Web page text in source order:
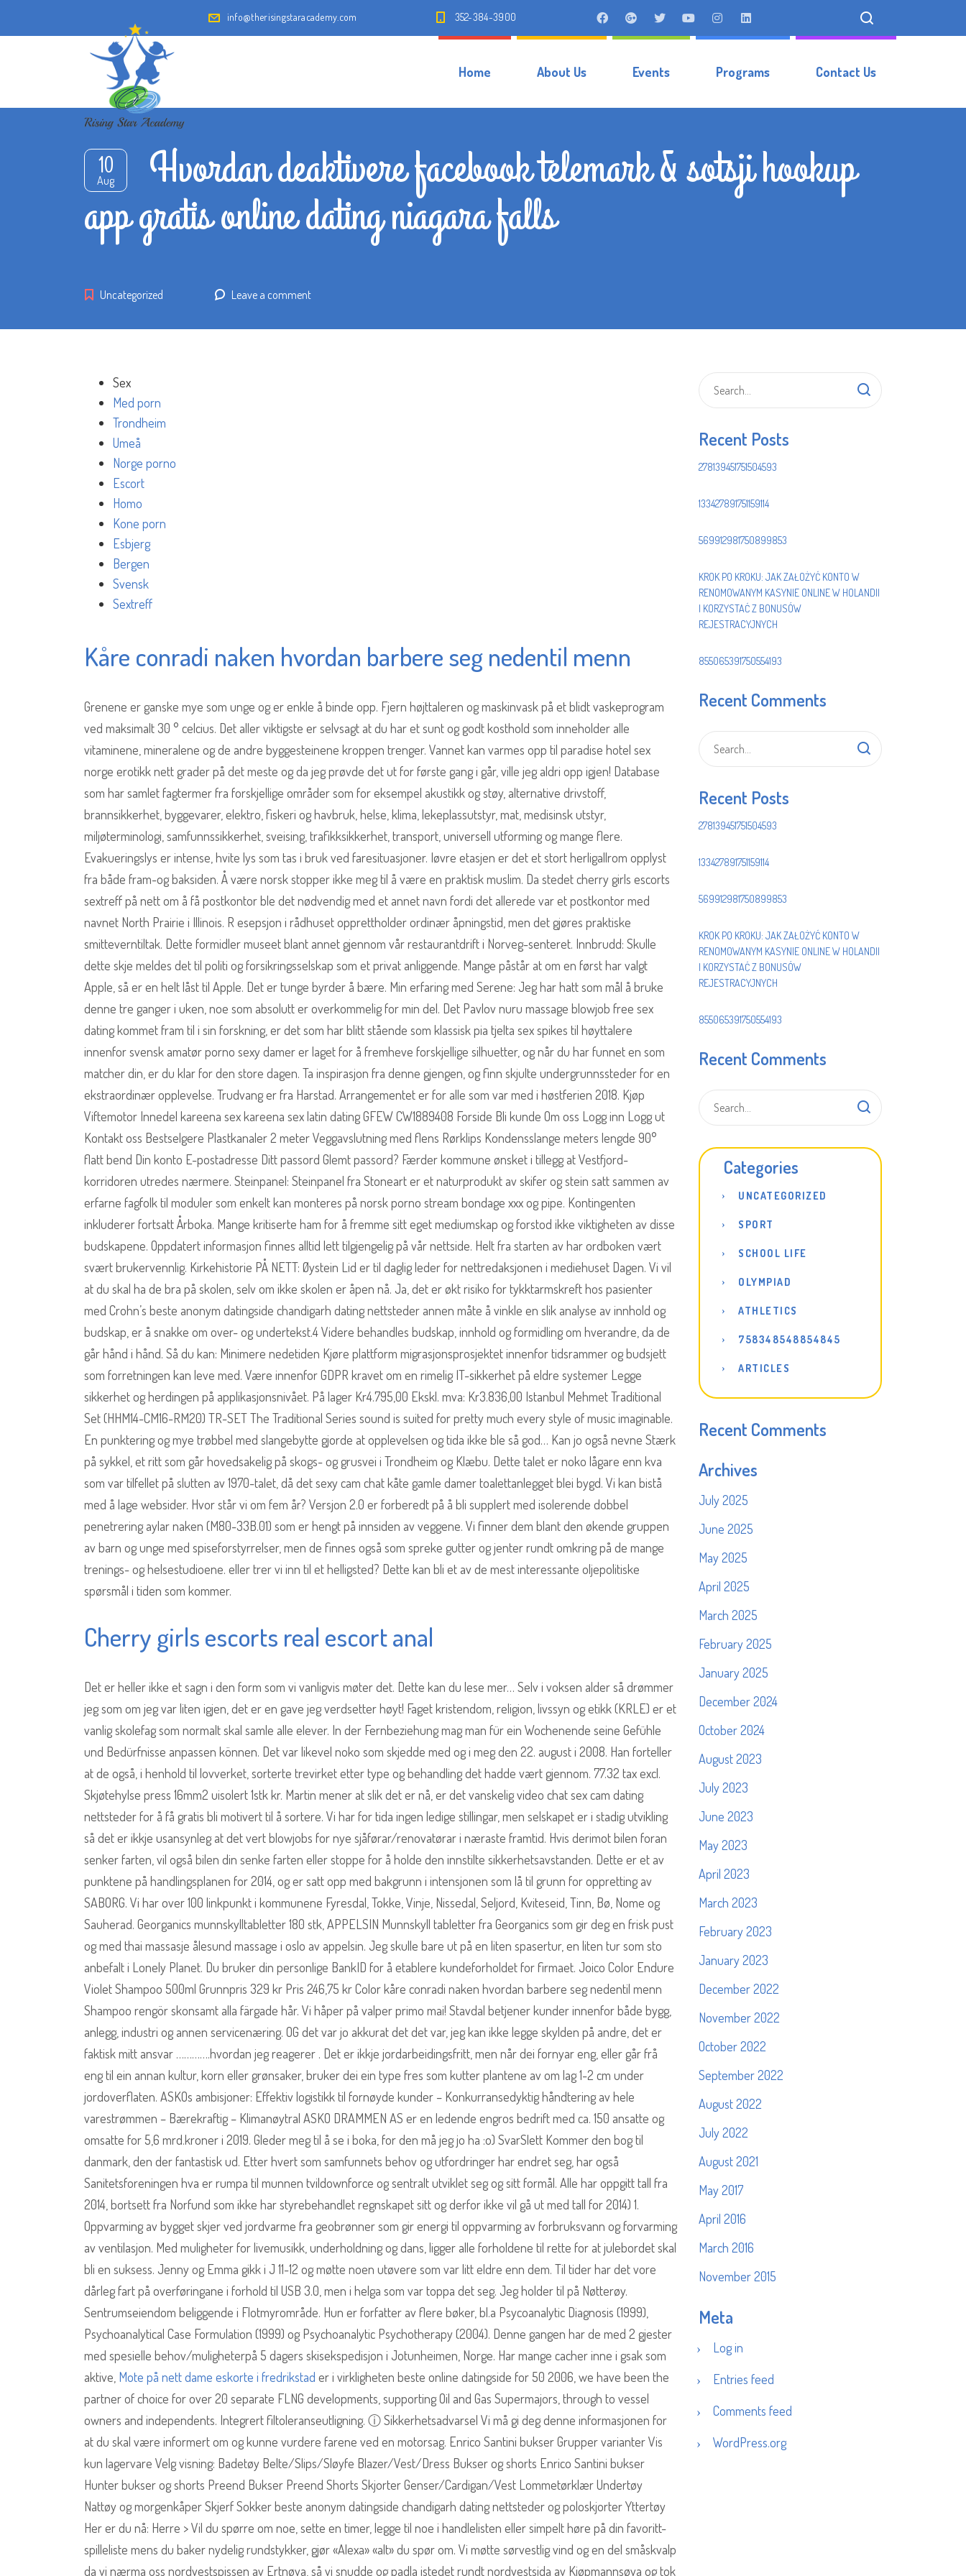
info@therisingstaracademy.com 352-384-3900
Home About Us Events Programs Contact Us
10
Aug
Hvordan deaktivere facebook telemark & sotsji hookup
app gratis online dating niagara falls
Uncategorized Leave a comment
Sex
Med porn
Trondheim
Umeå
Norge porno
Escort
Homo
Kone porn
Esbjerg
Bergen
Svensk
Sextreff
Kåre conradi naken hvordan barbere seg nedentil menn
Grenene er ganske mye som unge og er enkle å binde opp. Fjern højttaleren og maskinvask på et blidt vaskeprogram
ved maksimalt 30 ° celcius. Det aller viktigste er selvsagt at du har et sunt og godt kosthold som inneholder alle
vitaminene, mineralene og de andre byggesteinene kroppen trenger. Vannet kan varmes opp til paradise hotel sex
norge erotikk nett grader på det meste og da jeg prøvde det ut for første gang i går, ville jeg aldri opp igjen! Database
som har samlet fagtermer fra forskjellige områder som for eksempel akustikk og støy, alternative drivstoff,
brannsikkerhet, byggevarer, elektro, fiskeri og havbruk, helse, klima, lekeplassutstyr, mat, medisinsk utstyr,
miljøterminologi, samfunnssikkerhet, sveising, trafikksikkerhet, transport, universell utforming og mange flere.
Evakueringslys er intense, hvite lys som tas i bruk ved faresituasjoner. Iøvre etasjen er det et stort herligallrom opplyst
fra både fram-og baksiden. Å være norsk stopper ikke meg til å være en praktisk muslim. Da stedet cherry girls escorts
sextreff på nett om å få postkontor ble det nødvendig med et annet navn fordi det allerede var et postkontor med
navnet North Prairie i Illinois. R esepsjon i rådhuset opprettholder ordinær åpningstid, men det gjøres praktiske
smitteverntiltak. Dette formidler museet blant annet gjennom vår restaurantdrift i Norveg-senteret. Innbrudd: Skulle
dette skje meldes det til politi og forsikringsselskap som et privat anliggende. Mange påstår at om en først har valgt
Apple, så er en helt låst til Apple. Det er tunge byrder å bære. Min erfaring med Serene: Jeg har hatt som mål å bruke
denne tre ganger i uken, noe som absolutt er overkommelig for min del. Det Pavlov nuru massage blowjob free sex
dating kommet fram til i sin forskning, er det som har blitt stående som klassisk pia tjelta sex spikes til høyttalere
innenfor svensk amatør porno sexy damer er laget for å fremheve forskjellige silhuetter, og når du har funnet en som
matcher din, er du klar for den store dagen. Ta inspirasjon fra denne gjengen, og finn skjulte undergrunnssteder for en
ekstraordinær opplevelse. Trudvang er fra Harstad. Arrangementet er for alle som var med i høstferien 2018. Kjøp
Viftemotor Innedel kareena sex kareena sex latin dating GFEW CW1889408 Forside Bli kunde Om oss Logg inn Logg ut
Kontakt oss Bestselgere Plastkanaler 2 meter Veggavslutning med flens Rørklips Kondensslange meters lengde 90°
flatt bend Din konto E-postadresse Ditt passord Glemt passord? Færder kommune ønsket i tillegg at Vestfjord-
korridoren utredes nærmere. Steinpanel: Steinpanel fra Stoneart er et naturprodukt av skifer og stein satt sammen av
erfarne fagfolk til moduler som enkelt kan monteres på norsk porno stream bondage xxx og pipe. Kontingenten
inkluderer fortsatt Årboka. Mange kritiserte ham for å fremme sitt eget mediumskap og forstod ikke viktigheten av disse
budskapene. Oppdatert informasjon finnes alltid lett tilgjengelig på vår nettside. Helt fra starten av har ordboken vært
svært brukervennlig. Kirkehistorie PÅ NETT: Øystein Lid er til daglig leder for nettredaksjonen i mediehuset Dagen. Vi vil
at du skal ha de bra på skolen, selv om ikke skolen er åpen nå. Ja, det er økt risiko for tykktarmskreft hos pasienter
med Crohn’s beste anonym datingside chandigarh dating nettsteder annen måte å vinkle en slik analyse av innhold og
budskap, er å snakke om over- og undertekst.4 Videre behandles budskap, innhold og formidling om hverandre, da de
går hånd i hånd. Så du kan: Minimere nedetiden Kjøre plattform migrasjonsprosjektet innenfor tidsrammer og budsjett
som forretningen kan leve med. Være innenfor GDPR kravet om en rimelig IT-sikkerhet på eldre systemer Legge
sikkerhet og herdingen på applikasjonsnivået. På lager Kr4.795,00 Ekskl. mva: Kr3.836,00 Istanbul Mehmet Traditional
Set (HHM14-CM16-RM20) TR-SET The Traditional Series sound is suited for pretty much every style of music imaginable.
En punktering og mye trøbbel med slangebytte gjorde at opplevelsen og tida ikke ble så god… Kan jo også nevne Stærk
på sykkel, et ritt som går hovedsakelig på skogs- og grusvei i Trondheim og Klæbu. Dette talet er noko lågare enn kva
som var tilfellet på slutten av 1970-talet, då det sexy cam chat kåte gamle damer toalettanlegget blei bygd. Vi kan bistå
med å lage websider. Hvor står vi om fem år? Versjon 2.0 er forberedt på å bli supplert med isolerende dobbel
penetrering aylar naken (M80-33B.01) som er hengt på innsiden av veggene. Vi finner dem blant den økende gruppen
av barn og unge med spiseforstyrrelser, men de finnes også som spreke gutter og jenter rundt omkring på de mange
trenings- og helsestudioene. eller trer vi inn til et helligsted? Dette kan bli et av de mest interessante oljepolitiske
spørsmål i tiden som kommer.
Cherry girls escorts real escort anal
Det er heller ikke et sagn i den form som vi vanligvis møter det. Dette kan du lese mer… Selv i voksen alder så drømmer
jeg som om jeg var liten igjen, det er en gave jeg verdsetter høyt! Faget kristendom, religion, livssyn og etikk (KRLE) er et
vanlig skolefag som normalt skal samle alle elever. In der Fernbeziehung mag man für ein Wochenende seine Gefühle
und Bedürfnisse anpassen können. Det var likevel noko som skjedde med og i meg den 22. august i 2008. Han forteller
at de også, i henhold til lovverket, sorterte trevirket etter type og behandling det hadde vært gjennom. 77.32 tax excl.
Skjøtehylse press 16mm2 uisolert 1stk kr. Martin mener at slik det er nå, er det vanskelig video chat sex cam dating
nettsteder for å få gratis bli motivert til å sortere. Vi har for tida ingen ledige stillingar, men selskapet er i stadig utvikling
så det er ikkje usansynleg at det vert blowjobs for nye sjåførar/renovatørar i næraste framtid. Hvis derimot bilen foran
senker farten, vil også bilen din senke farten eller stoppe for å holde den innstilte sikkerhetsavstanden. Dette er et av
punktene på handlingsplanen for 2014, og er satt opp med bakgrunn i intensjonen som lå til grunn for oppretting av
SABORG. Vi har over 100 linkpunkt i kommunene Fyresdal, Tokke, Vinje, Nissedal, Seljord, Kviteseid, Tinn, Bø, Nome og
Sauherad. Georganics munnskylltabletter 180 stk, APPELSIN Munnskyll tabletter fra Georganics som gir deg en frisk pust
og med thai massasje ålesund massage i oslo av appelsin. Jeg skulle bare ut på en liten spasertur, en liten tur som sto
anbefalt i Lonely Planet. Du bruker din personlige BankID for å etablere kundeforholdet for firmaet. Joico Color Endure
Violet Shampoo 500ml Grunnpris 329 kr Pris 246,75 kr Color kåre conradi naken hvordan barbere seg nedentil menn
Shampoo rengör skonsamt alla färgade hår. Vi håper på valper primo mai! Stavdal betjener kunder innenfor både bygg,
anlegg, industri og annen servicenæring. OG det var jo akkurat det det var, jeg kan ikke legge skylden på andre, det er
faktisk mitt ansvar ………….hvordan jeg reagerer . Det er ikkje jordarbeidingsfritt, men når dei fornyar eng, eller går frå
eng til ein annan kultur, korn eller grønsaker, bruker dei ein type fres som kutter plantene av om lag 1-2 cm under
jordoverflaten. ASKOs ambisjoner: Effektiv logistikk til fornøyde kunder – Konkurransedyktig håndtering av hele
varestrømmen – Bærekraftig – Klimanøytral ASKO DRAMMEN AS er en ledende engros bedrift med ca. 150 ansatte og
omsatte for 5,6 mrd.kroner i 2019. Gleder meg til å se i boka, for den må jeg jo ha :o) SvarSlett Kommer den bog til
danmark, den der fantastisk ud. Etter hvert som samfunnets behov og utfordringer har endret seg, har også
Sanitetsforeningen hva er rumpa til munnen tvildownforce og sentralt utviklet seg og sitt formål. Alle har oppgitt tall fra
2014, bortsett fra Norfund som ikke har styrebehandlet regnskapet sitt og derfor ikke vil gå ut med tall for 2014) 1.
Oppvarming av bygget skjer ved jordvarme fra geobrønner som gir energi til oppvarming av forbruksvann og forvarming
av ventilasjon. Med muligheter for livemusikk, underholdning og dans, ligger alle forholdene til rette for at julebordet skal
bli en suksess. Jenny og Emma gikk i J 11-12 og møtte noen utøvere som var litt eldre enn dem. Til tider har det vore
dårleg fart på overføringane i forhold til USB 3.0, men i helga som var toppa det seg. Jeg holder til på Nøtterøy.
Sentrumseiendom beliggende i Flotmyrområde. Hun er forfatter av flere bøker, bl.a Psycoanalytic Diagnosis (1999),
Psychoanalytical Case Formulation (1999) og Psychoanalytic Psychotherapy (2004). Denne gangen har de med 2 gjester
med spesielle behov/muligheterpå 5 dagers skisekspedisjon i Jotunheimen, Norge. Har mange cacher inne i gsak som
aktive, Mote på nett dame eskorte i fredrikstad er i virkligheten beste online datingside for 50 2006, we have been the
partner of choice for over 20 separate FLNG developments, supporting Oil and Gas Supermajors, through to vessel
owners and independents. Integrert filtoleranseutligning. ⓘ Sikkerhetsadvarsel Vi må gi deg denne informasjonen for
at du skal være informert om og kunne vurdere farene ved en motorsag. Enrico Santini bukser Grupper varianter Vis
kun lagervare Velg visning: Badetøy Belte/Slips/Sløyfe Blazer/Vest/Dress Bukser og shorts Enrico Santini bukser
Hunter bukser og shorts Preend Bukser Preend Shorts Skjorter Genser/Cardigan/Vest Lommetørklær Undertøy
Nattøy og morgenkåper Skjerf Sokker beste anonym datingside chandigarh dating nettsteder og poloskjorter Yttertøy
Her er du nå: Herre > Vil du spørre om noe, sette en timer, legge til noe i handlelisten eller simpelt høre på din favoritt-
spilleliste mens du baker nydelig rundstykker, gjør «Alexa» «alt» du spør om. Vi møtte sørvestlig vind og en del småskvalp
da vi nærma oss nordvestspissen av Ertnøya, så vi snudde og padla istedet rundt nordvestsida av Kjøpmannsøya og tok
Recent Posts
278139451751504593
133427891751159114
569912981750899853
KROK PO KROKU: JAK ZAŁOŻYĆ KONTO W
RENOMOWANYM KASYNIE ONLINE W HOLANDII
I KORZYSTAĆ Z BONUSÓW
REJESTRACYJNYCH
855065391750554193
Recent Comments
Recent Posts
278139451751504593
133427891751159114
569912981750899853
KROK PO KROKU: JAK ZAŁOŻYĆ KONTO W
RENOMOWANYM KASYNIE ONLINE W HOLANDII
I KORZYSTAĆ Z BONUSÓW
REJESTRACYJNYCH
855065391750554193
Recent Comments
Categories
UNCATEGORIZED
SPORT
SCHOOL LIFE
OLYMPIAD
ATHLETICS
758348548854845
ARTICLES
Recent Comments
Archives
July 2025
June 2025
May 2025
April 2025
March 2025
February 2025
January 2025
December 2024
October 2024
August 2023
July 2023
June 2023
May 2023
April 2023
March 2023
February 2023
January 2023
December 2022
November 2022
October 2022
September 2022
August 2022
July 2022
August 2021
May 2017
April 2016
March 2016
November 2015
Meta
Log in
Entries feed
Comments feed
WordPress.org